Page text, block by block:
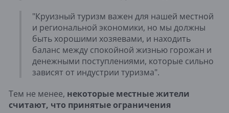
"Круизный туризм важен для нашей местной
и региональной экономики, но мы должны
быть хорошими хозяевами, и находить
баланс между спокойной жизнью горожан и
денежными поступлениями, которые сильно
зависят от индустрии туризма".
Тем не менее, некоторые местные жители
считают, что принятые ограничения